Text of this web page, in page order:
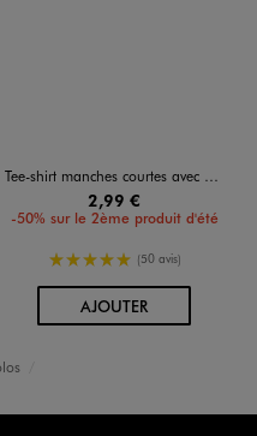
Tee-shirt manches courtes avec motif sportif bébé garçon
2,99 €
-50% sur le 2ème produit d'été
5/5 de moyenne
(50 avis)
AJOUTERAU PANIER